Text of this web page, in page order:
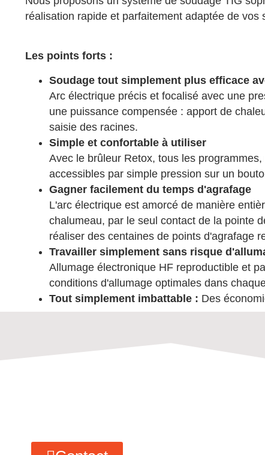
réalisation rapide et parfaitement adaptée de vos
Les points forts :
Soudage tout simplement plus efficace
Arc électrique précis et focalisé avec une
une puissance compensée : apport de
saisie des racines.
Simple et confortable à utiliser
Avec le brûleur Retox, tous les
accessibles par simple pression sur un
Gagner facilement du temps d'agrafage
L'arc électrique est amorcé de manière
chalumeau, par le seul contact de la pointe
réaliser des centaines de points d'agrafage
Travailler simplement sans risque
Allumage électronique HF reproductible et
conditions d'allumage optimales dans
Tout simplement imbattable : Des
MF Schirmbrand -